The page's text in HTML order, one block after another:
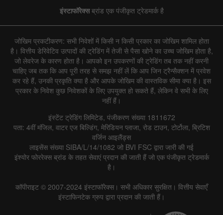
इंस्टाफॉरेक्सब्रांड एक पंजीकृत ट्रेडमार्क है
जोखिम प्रकटीकरण: सभी निवेशों में किसी न किसी प्रकार का जोखिम शामिल होता
है। वित्तीय डेरिवेटिव उत्पादों की ट्रेडिंग में तेजी से पैसा खोने का उच्च जोखिम होता है,
जो लेवरेज के कारण होता है। आपको इन उपकरणों की ट्रेडिंग तब तक नहीं करनी
चाहिए जब तक कि आप पूरी तरह से समझ नहीं लें कि आप जिन ट्रैन्सैक्शन में प्रवेश
कर रहे हैं, उनकी प्रकृति क्या है और आपके जोखिम की वास्तविक सीमा क्या है। इस
प्रकार के निवेश कुछ निवेशकों के लिए उपयुक्त हो सकते हैं, लेकिन वे सभी के लिए
नहीं हैं।
इंस्टेंट ट्रेडिंग लिमिटेड, पंजीकरण संख्या 1811672
पता: 4वीं मंजिल, वाटर एज बिल्डिंग, मेरिडियन प्लाजा, रोड टाउन, टोर्टोला, ब्रिटिश
वर्जिन आइलैंड्स
लाइसेंस संख्या SIBA/L/14/1082 जो BVI FSC द्वारा जारी की गई
इंश्योर फोररेक्स ब्रांड के तहत सेवाएं प्रदान की जाती हैं जो एक पंजीकृत ट्रेडमार्क
है।
कॉपीराइट © 2007-2024 इंस्टाफॉरेक्स। सभी अधिकार सुरक्षित। वित्तीय सेवाएँ
इंस्टाफिनटेक ग्रुप द्वारा प्रदान की जाती हैं।